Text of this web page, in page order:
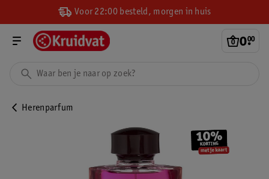
Voor 22:00 besteld, morgen in huis
0.
00
Herenparfum